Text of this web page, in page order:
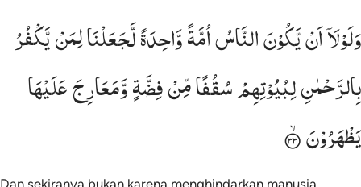
ولولا ان يكون الناس امة واحدة لجعلنا لمن يكفر بالرحمان لبيوتهم
وَلَوْلَآ أَن يَكُونَ ٱلنَّاسُ أُمَّةًۭ وَٰحِدَةًۭ لَّجَعَلْنَا لِمَن يَكْفُرُ بِٱلرَّحْمَـٰنِ
وَلَوْلَاۤاَنْیَّكُوْنَالنَّاسُاُمَّةًوَّاحِدَةًلَّجَعَلْنَالِمَنْیَّكْفُرُ
بِالرَّحْمٰنِلِبُیُوْتِهِمْسُقُفًامِّنْفِضَّةٍوَّمَعَارِجَعَلَیْهَا
یَظْهَرُوْنَ
Dan sekiranya bukan karena menghindarkan manusia